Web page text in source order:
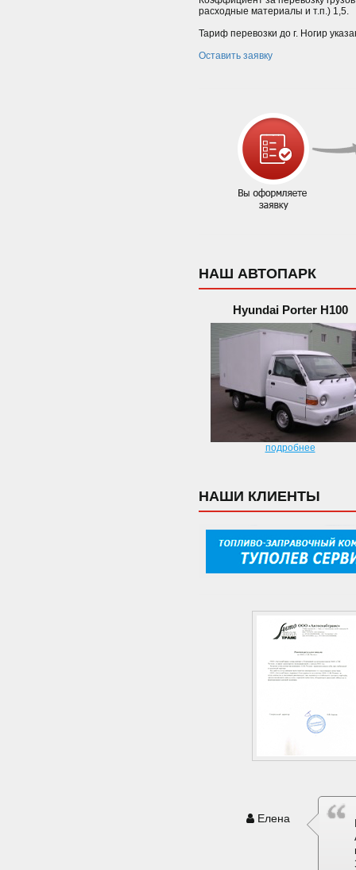
расходные материалы и т.п.) 1,5.
Тариф перевозки до г. Ногир
Оставить заявку
НАШ АВТОПАРК
Hyundai Porter H100
подробнее
НАШИ КЛИЕНТЫ
Елена